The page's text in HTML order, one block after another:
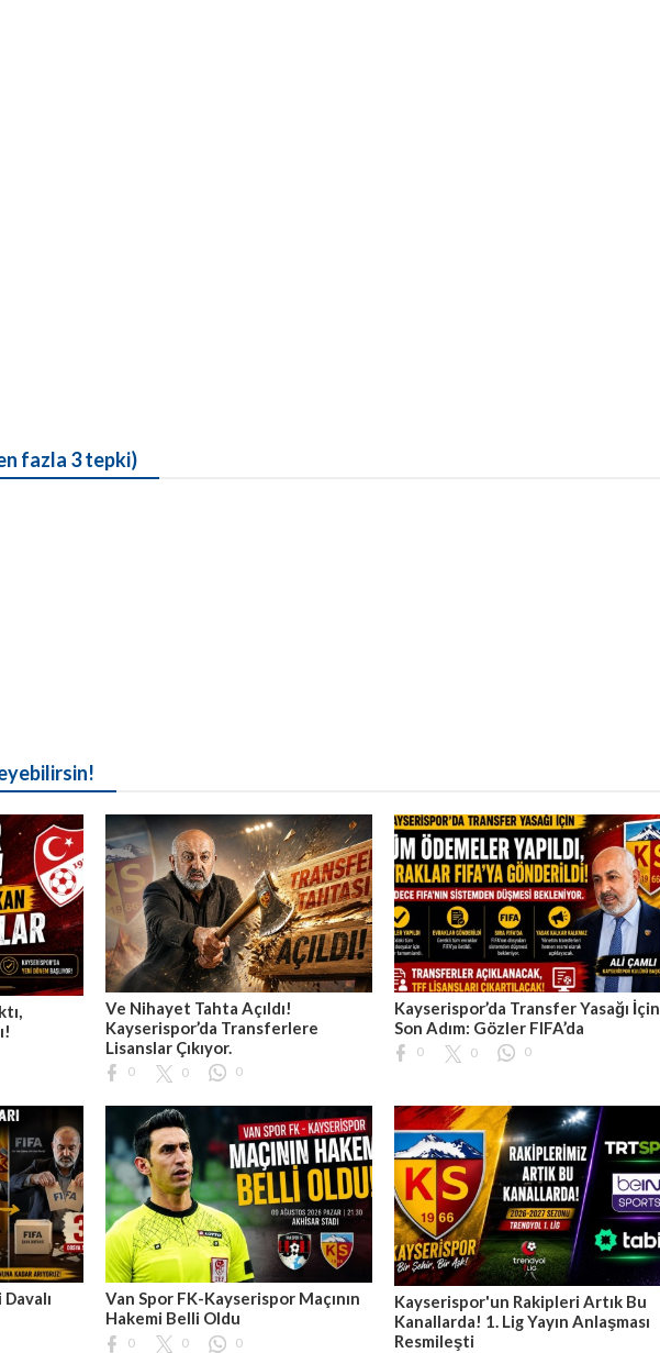
fazla 3 tepki)
Ve Nihayet Tahta Açıldı!
Kayserispor’da Transferlere
Lisanslar Çıkıyor.
0 0 0
Kayserispor’da Transfer Yasağı İçin
Son Adım: Gözler FIFA’da
0 0 0
Van Spor FK-Kayserispor Maçının
Hakemi Belli Oldu
0 0 0
Kayserispor'un Rakipleri Artık Bu
Kanallarda! 1. Lig Yayın Anlaşması
Resmileşti